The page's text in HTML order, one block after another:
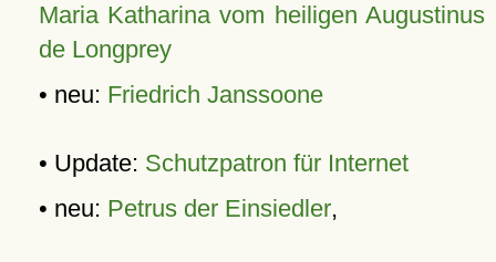
Maria Katharina vom heiligen Augustinus
de Longprey
• neu: Friedrich Janssoone
• Update: Schutzpatron für Internet
• neu: Petrus der Einsiedler,